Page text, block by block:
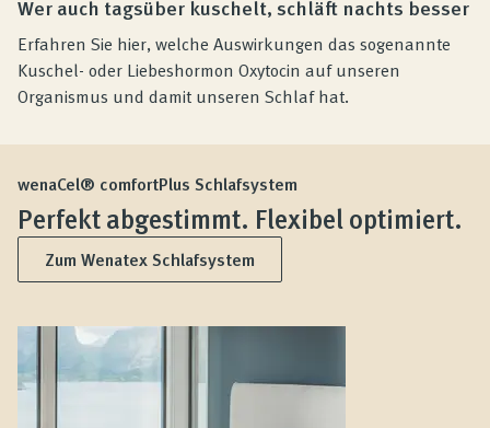
Wer auch tagsüber kuschelt, schläft nachts besser
Erfahren Sie hier, welche Auswirkungen das sogenannte
Kuschel- oder Liebeshormon Oxytocin auf unseren
Organismus und damit unseren Schlaf hat.
wenaCel® comfortPlus Schlafsystem
Perfekt abgestimmt. Flexibel optimiert.
Zum Wenatex Schlafsystem